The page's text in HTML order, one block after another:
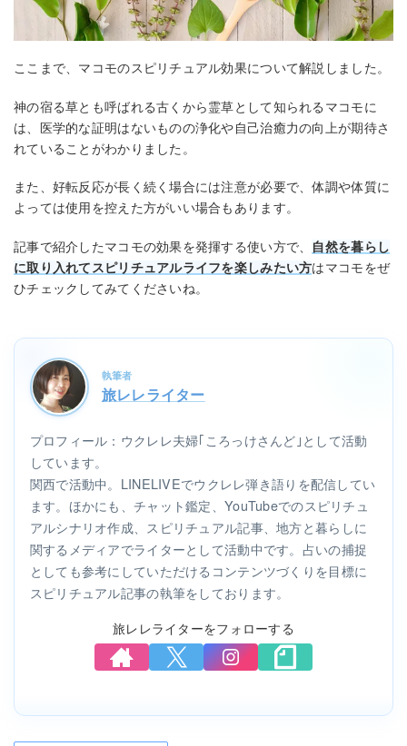
ここまで、マコモのスピリチュアル効果について解説しました。
神の宿る草とも呼ばれる古くから霊草として知られるマコモに
は、医学的な証明はないものの浄化や自己治癒力の向上が期待さ
れていることがわかりました。
また、好転反応が長く続く場合には注意が必要で、体調や体質に
よっては使用を控えた方がいい場合もあります。
記事で紹介したマコモの効果を発揮する使い方で、 自然を暮らし
に取り入れてスピリチュアルライフを楽しみたい方はマコモをぜ
ひチェックしてみてくださいね。
執筆者
旅レレライター
プロフィール：ウクレレ夫婦｢ころっけさんど｣として活動
しています。
関西で活動中。LINELIVEでウクレレ弾き語りを配信してい
ます。ほかにも、チャット鑑定、YouTubeでのスピリチュ
アルシナリオ作成、スピリチュアル記事、地方と暮らしに
関するメディアでライターとして活動中です。占いの捕捉
としても参考にしていただけるコンテンツづくりを目標に
スピリチュアル記事の執筆をしております。
旅レレライターをフォローする